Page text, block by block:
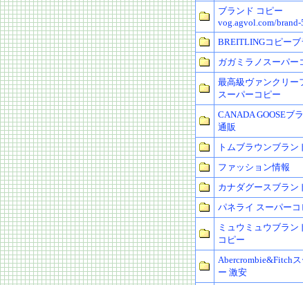
ブランド コピー
vog.agvol.com/brand-
BREITLINGコピーブ
ガガミラノスーパー
最高級ヴァンクリー
スーパーコピー
CANADA GOOSEブ
通販
トムブラウンブラン
ファッション情報
カナダグースブラン
パネライ スーパーコ
ミュウミュウブラン
コピー
Abercrombie&Fitch
ー 激安